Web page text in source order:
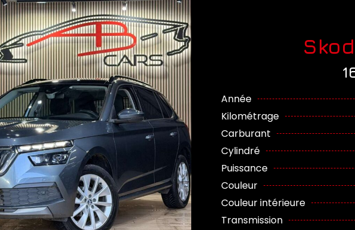
Année
Kilométrage
Carburant
Cylindré
Puissance
Couleur
Couleur intérieure
Transmission